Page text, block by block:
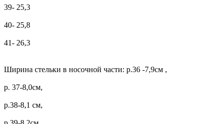
39- 25,3
40- 25,8
41- 26,3
Ширина стельки в носочной части: р.36 -7,9см ,
р. 37-8,0см,
р.38-8,1 см,